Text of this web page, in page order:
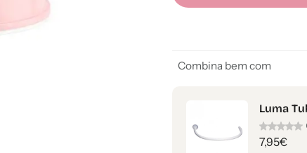
Combina bem com
Luma
7,95€